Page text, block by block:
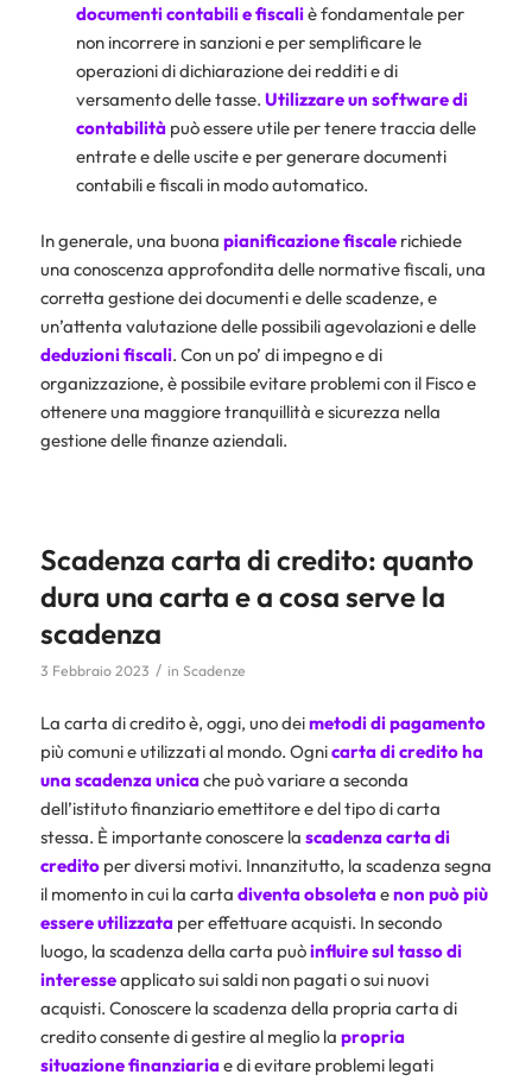
documenti contabili e fiscaliè fondamentale per
non incorrere in sanzioni e per semplificare le
operazioni di dichiarazione dei redditi e di
versamento delle tasse. Utilizzare un software di
contabilitàpuò essere utile per tenere traccia delle
entrate e delle uscite e per generare documenti
contabili e fiscali in modo automatico.
In generale, una buona pianificazione fiscalerichiede
una conoscenza approfondita delle normative fiscali, una
corretta gestione dei documenti e delle scadenze, e
un’attenta valutazione delle possibili agevolazioni e delle
deduzioni fiscali. Con un po’ di impegno e di
organizzazione, è possibile evitare problemi con il Fisco e
ottenere una maggiore tranquillità e sicurezza nella
gestione delle finanze aziendali.
Scadenza carta di credito: quanto
dura una carta e a cosa serve la
scadenza
3 Febbraio 2023 / in Scadenze
La carta di credito è, oggi, uno deimetodi di pagamento
più comuni e utilizzati al mondo. Ognicarta di credito ha
una scadenza unicache può variare a seconda
dell’istituto finanziario emettitore e del tipo di carta
stessa. È importante conoscere la scadenza carta di
credito per diversi motivi. Innanzitutto, la scadenza segna
il momento in cui la carta diventa obsoletaenon può più
essere utilizzataper effettuare acquisti. In secondo
luogo, la scadenza della carta puòinfluire sul tasso di
interesseapplicato sui saldi non pagati o sui nuovi
acquisti. Conoscere la scadenza della propria carta di
credito consente di gestire al meglio la propria
situazione finanziariae di evitare problemi legati